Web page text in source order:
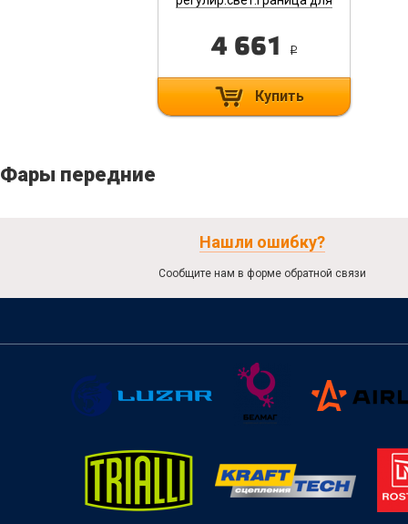
Ж, кмпл 2шт. ALED071
4 661 i
Купить
Фары передние
Нашли ошибку?
Сообщите нам в форме обратной связи